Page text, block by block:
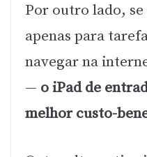
Por outro lado, se
apenas para
navegar na
— o iPad de
melhor custo-